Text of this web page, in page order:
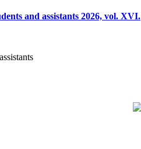
and assistants 2026, vol. XVI.